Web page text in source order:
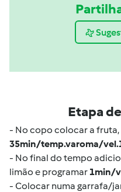
Etapa
- No copo colocar a fruta,
35min/temp.varoma/
- No final do tempo
limão e programar 1min/
- Colocar numa garrafa/